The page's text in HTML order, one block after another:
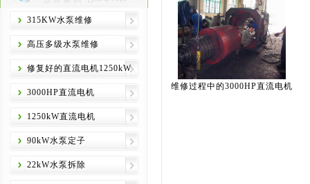
315KW水泵维修
高压多级水泵维修
修复好的直流电机1250kW
3000HP直流电机
1250kW直流电机
90kW水泵定子
22kW水泵拆除
维修过程中的3000HP直流电机